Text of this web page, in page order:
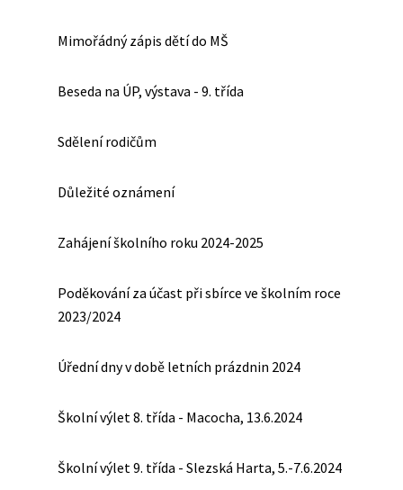
Mimořádný zápis dětí do MŠ
Beseda na ÚP, výstava - 9. třída
Sdělení rodičům
Důležité oznámení
Zahájení školního roku 2024-2025
Poděkování za účast při sbírce ve školním roce
2023/2024
Úřední dny v době letních prázdnin 2024
Školní výlet 8. třída - Macocha, 13.6.2024
Školní výlet 9. třída - Slezská Harta, 5.-7.6.2024